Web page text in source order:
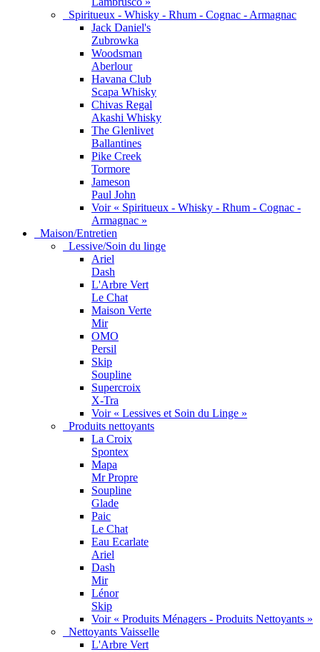
Spiritueux - Whisky - Rhum - Cognac - Armagnac
Jack Daniel's
Zubrowka
Woodsman
Aberlour
Havana Club
Scapa Whisky
Chivas Regal
Akashi Whisky
The Glenlivet
Ballantines
Pike Creek
Tormore
Jameson
Paul John
Voir « Spiritueux - Whisky - Rhum - Cognac -
Armagnac »
Maison/Entretien
Lessive/Soin du linge
Ariel
Dash
L'Arbre Vert
Le Chat
Maison Verte
Mir
OMO
Persil
Skip
Soupline
Supercroix
X-Tra
Voir « Lessives et Soin du Linge »
Produits nettoyants
La Croix
Spontex
Mapa
Mr Propre
Soupline
Glade
Paic
Le Chat
Eau Ecarlate
Ariel
Dash
Mir
Lénor
Skip
Voir « Produits Ménagers - Produits Nettoyants »
Nettoyants Vaisselle
L'Arbre Vert